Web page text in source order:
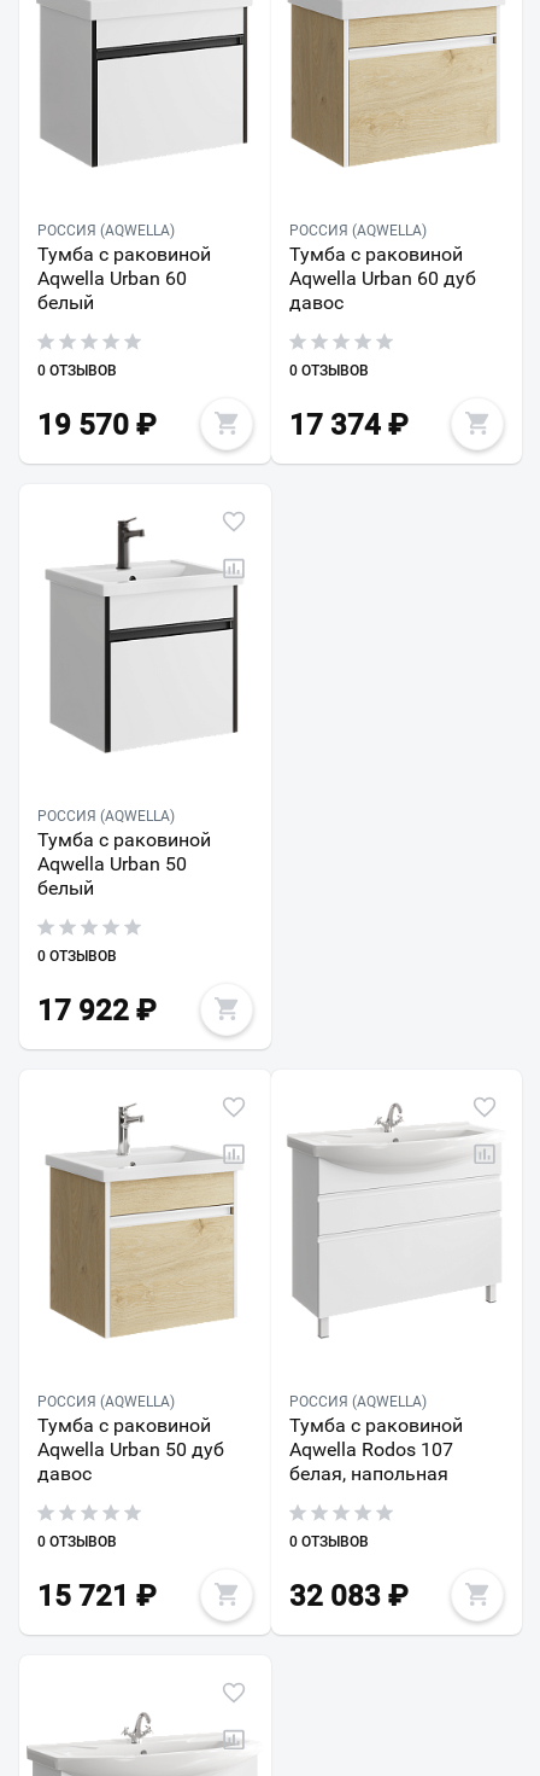
РОССИЯ (AQWELLA)
Тумба с раковиной
Aqwella Urban 60
белый
0 ОТЗЫВОВ
19 570 ₽
РОССИЯ (AQWELLA)
Тумба с раковиной
Aqwella Urban 60 дуб
давос
0 ОТЗЫВОВ
17 374₽
РОССИЯ (AQWELLA)
Тумба с раковиной
Aqwella Urban 50
белый
0 ОТЗЫВОВ
17 922 ₽
РОССИЯ (AQWELLA)
Тумба с раковиной
Aqwella Urban 50 дуб
давос
0 ОТЗЫВОВ
15 721 ₽
РОССИЯ (AQWELLA)
Тумба с раковиной
Aqwella Rodos 107
белая, напольная
0 ОТЗЫВОВ
32 083₽